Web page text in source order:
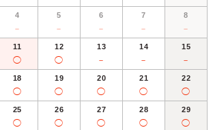
4
－
5
－
6
－
7
－
8
－
11
◯
12
◯
13
－
14
－
15
－
18
◯
19
◯
20
◯
21
◯
22
◯
25
◯
26
◯
27
◯
28
◯
29
◯